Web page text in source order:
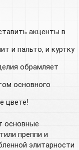
акценты в
и пальто, и куртку
обрамляет
оcновного
цвете!
основные
преппи и
элитарности